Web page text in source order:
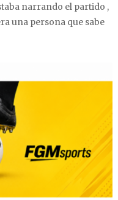
narrando el partido ,
una persona que sabe